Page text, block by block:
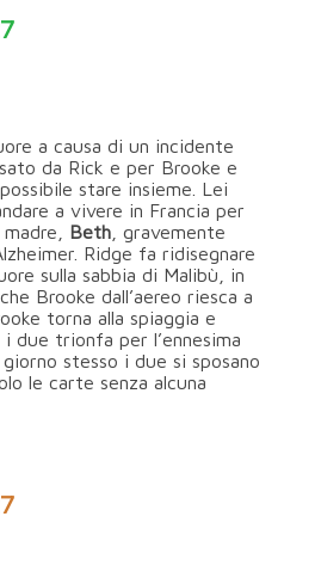
a causa di un incidente
da Rick e per Brooke e
stare insieme. Lei
a vivere in Francia per
Beth, gravemente
Ridge fa ridisegnare
sulla sabbia di Malibù, in
Brooke dall’aereo riesca a
torna alla spiaggia e
i due trionfa per l’ennesima
stesso i due si sposano
le carte senza alcuna